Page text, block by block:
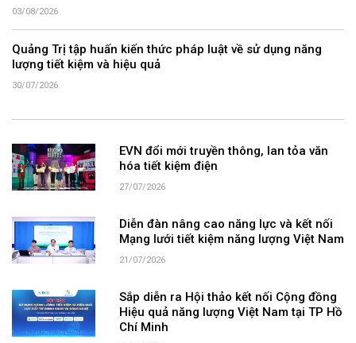
03/08/2026
Quảng Trị tập huấn kiến thức pháp luật về sử dụng năng
lượng tiết kiệm và hiệu quả
30/07/2026
EVN đổi mới truyền thông, lan tỏa văn
hóa tiết kiệm điện
27/07/2026
Diễn đàn nâng cao năng lực và kết nối
Mạng lưới tiết kiệm năng lượng Việt Nam
21/07/2026
Sắp diễn ra Hội thảo kết nối Cộng đồng
Hiệu quả năng lượng Việt Nam tại TP Hồ
Chí Minh